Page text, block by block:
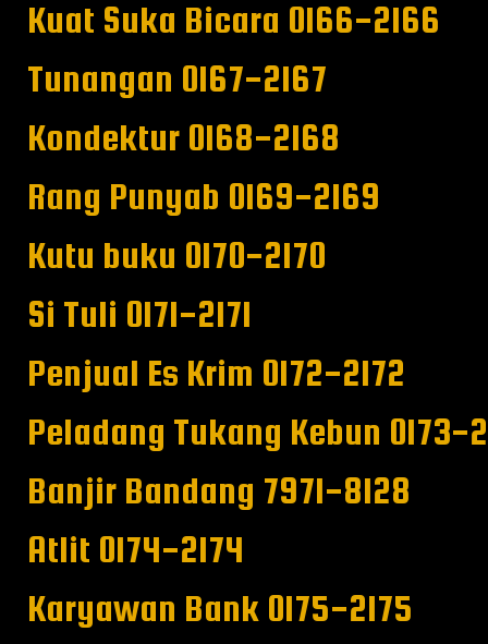
Kuat Suka Bicara 0166-2166
Tunangan 0167-2167
Kondektur 0168-2168
Rang Punyab 0169-2169
Kutu buku 0170-2170
Si Tuli 0171-2171
Penjual Es Krim 0172-2172
Peladang Tukang Kebun 0173-
Banjir Bandang 7971-8128
Atlit 0174-2174
Karyawan Bank 0175-2175